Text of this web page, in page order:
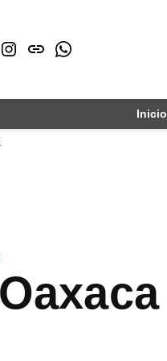
Instagram
issuuWhatsapp
Inicio
Oaxaca